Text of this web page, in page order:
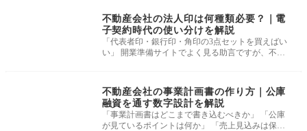
不動産会社の法人印は何種類必要？｜電
子契約時代の使い分けを解説
「代表者印・銀行印・角印の3点セットを買えばい
い」 開業準備サイトでよく見る助言ですが、不動
不動産会社の事業計画書の作り方｜公庫
融資を通す数字設計を解説
「事業計画書はどこまで書き込むべきか」 「公庫
が見ているポイントは何か」 「売上見込みは保守